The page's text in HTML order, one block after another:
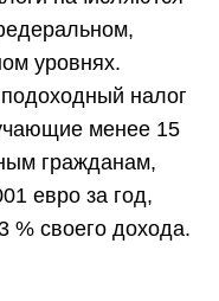
уровнях.
налог
менее 15
гражданам,
евро за год,
% своего дохода.